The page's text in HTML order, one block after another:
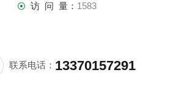
访 问 量： 1583
联系电话： 13370157291